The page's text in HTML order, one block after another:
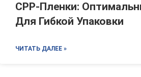
CPP-Пленки:
Для Гибкой Упаковки
ЧИТАТЬ ДАЛЕЕ »